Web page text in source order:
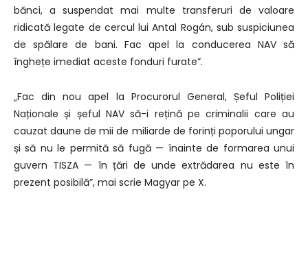
bănci, a suspendat mai multe transferuri de valoare
ridicată legate de cercul lui Antal Rogán, sub suspiciunea
de spălare de bani. Fac apel la conducerea NAV să
înghețe imediat aceste fonduri furate”.
„Fac din nou apel la Procurorul General, Șeful Poliției
Naționale și șeful NAV să-i rețină pe criminalii care au
cauzat daune de mii de miliarde de forinți poporului ungar
și să nu le permită să fugă — înainte de formarea unui
guvern TISZA — în țări de unde extrădarea nu este în
prezent posibilă”, mai scrie Magyar pe X.